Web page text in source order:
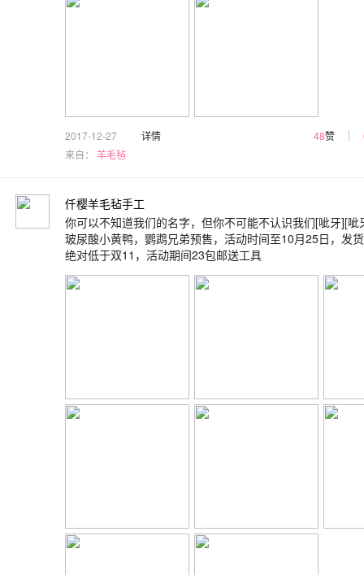
2017-12-27 详情 48赞
来自： 羊毛毡
仟樱羊毛毡手工
你可以不知道我们的名字，但你不可能不认识我们[呲牙][呲
玻尿酸小黄鸭，鹦鹉兄弟预售，活动时间至10月25日，发
绝对低于双11，活动期间23包邮送工具